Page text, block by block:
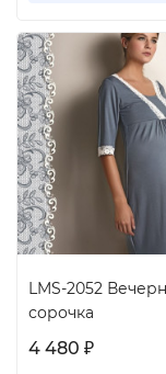
LMS-2052
сорочка
4 480 ₽